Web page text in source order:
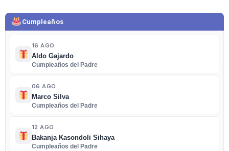
Cumpleaños
16 AGO
Aldo Gajardo
Cumpleaños del Padre
06 AGO
Marco Silva
Cumpleaños del Padre
12 AGO
Bakanja Kasondoli Sihaya
Cumpleaños del Padre